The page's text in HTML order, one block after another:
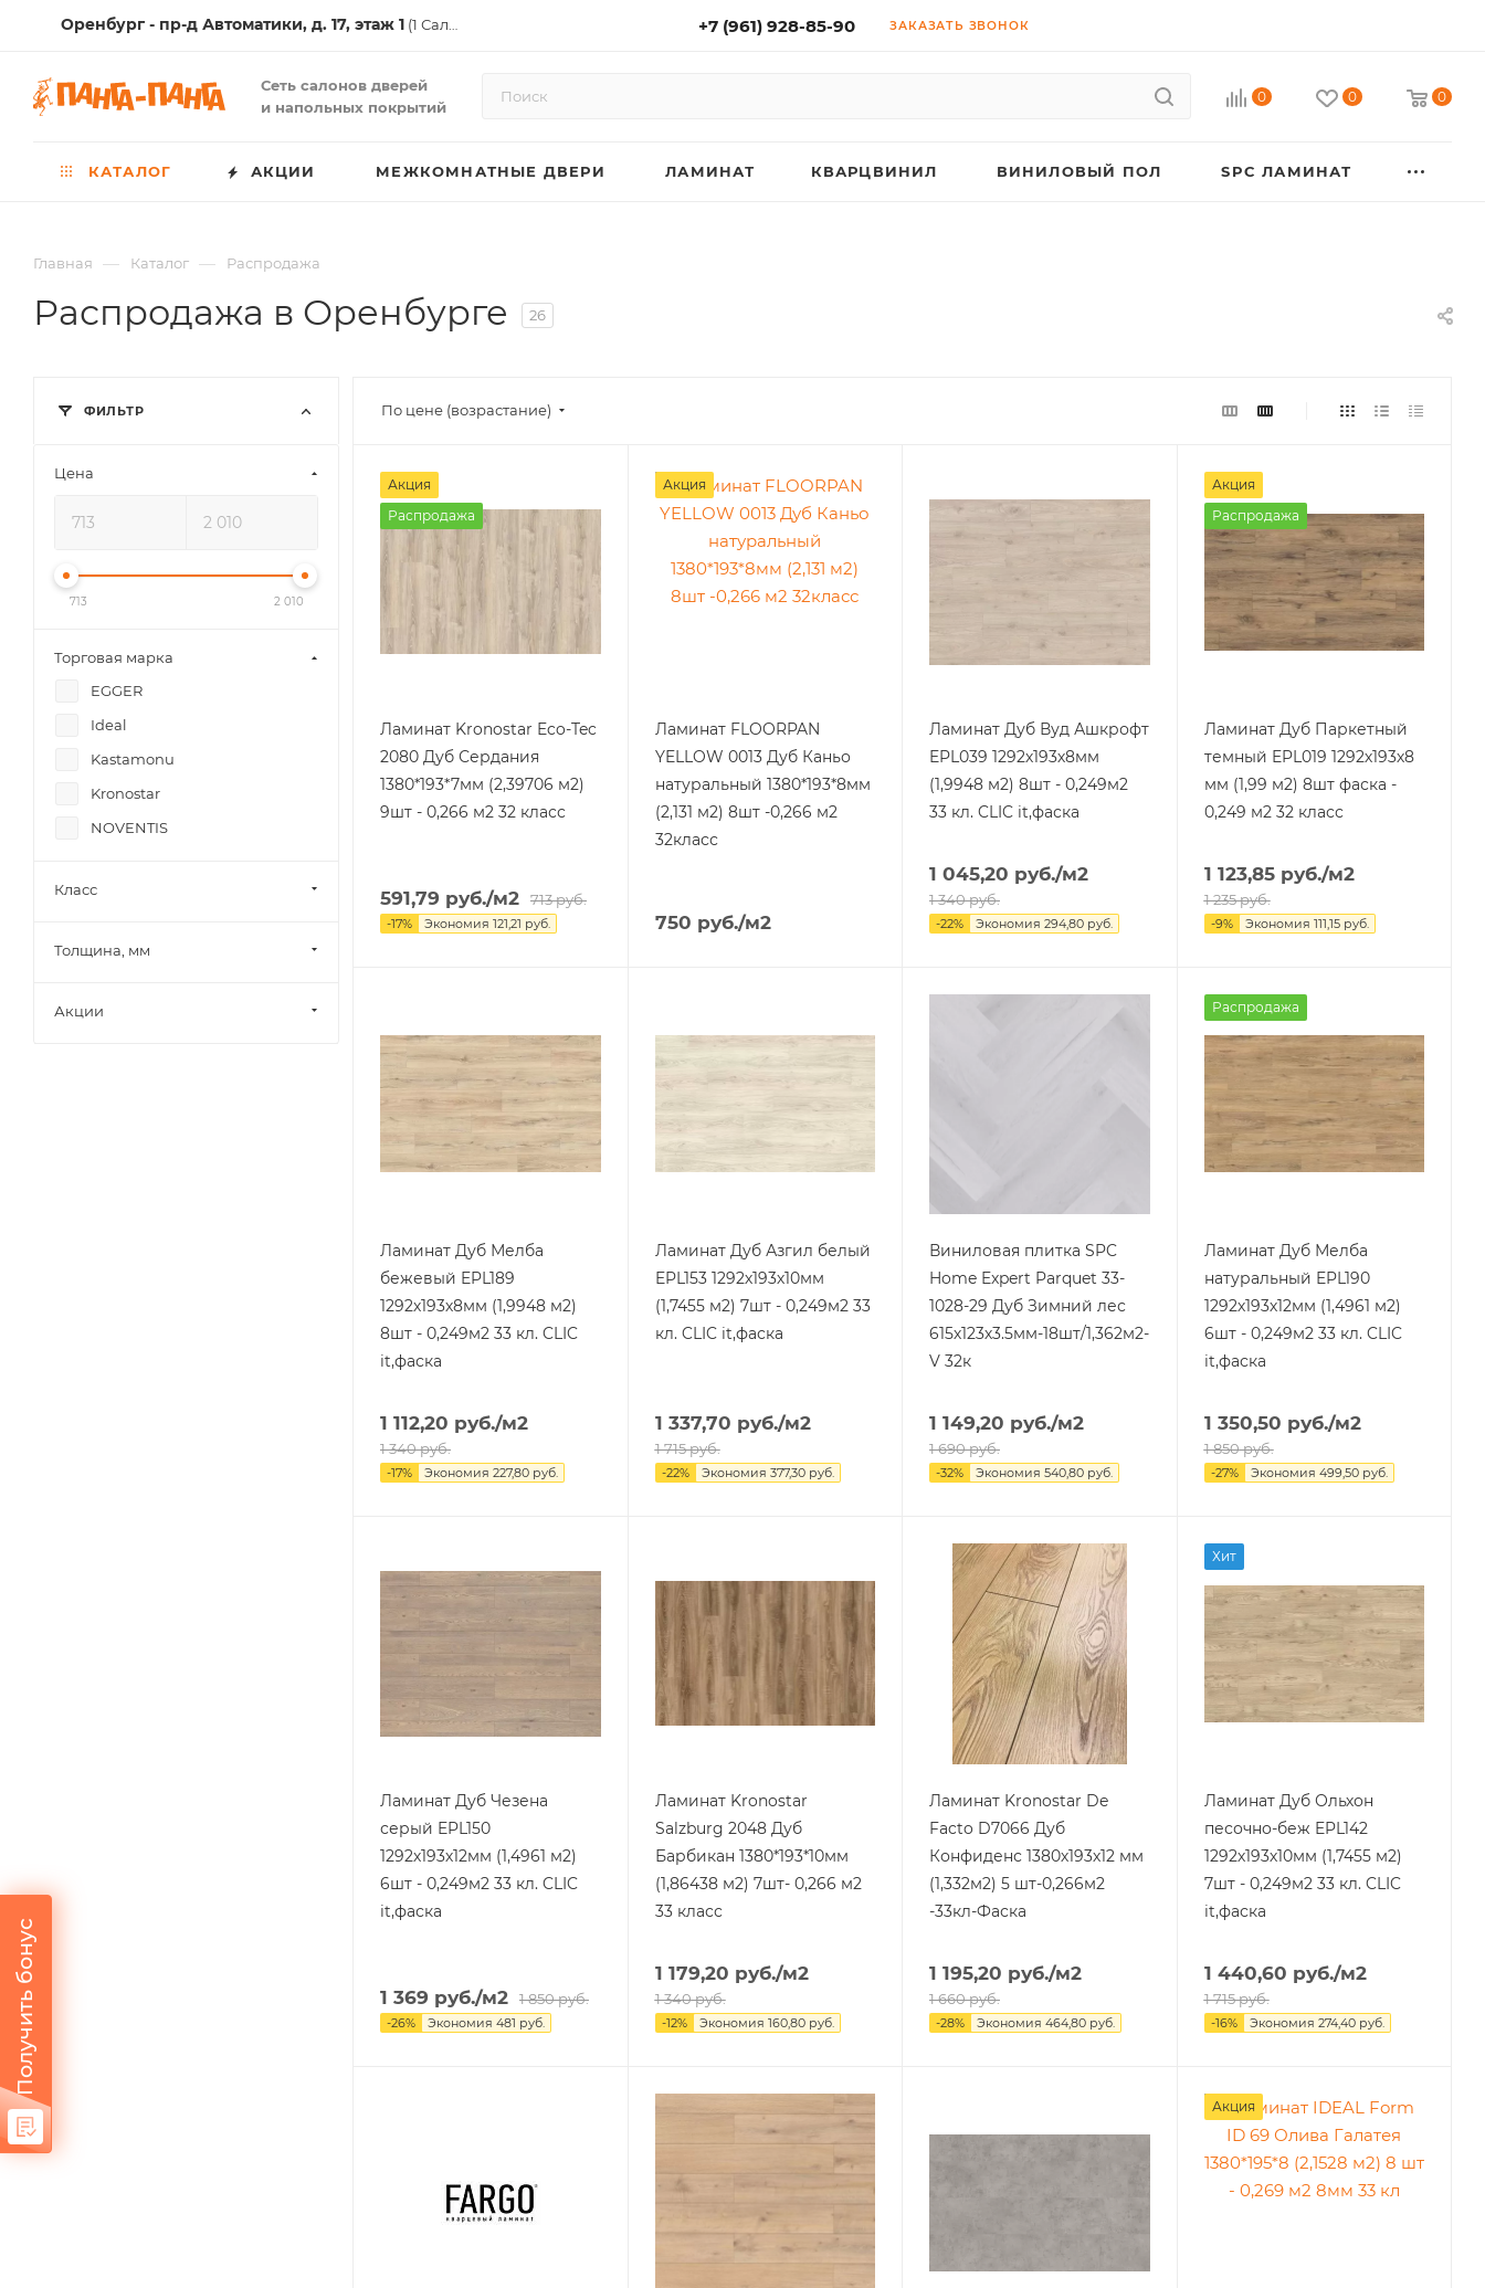
Оренбург - пр-д Автоматики, д. 17, этаж 1 (1 Салон ) +7 (961) 928-85-90 ЗАКАЗАТЬ ЗВОНОК
Сеть салонов дверей
и напольных покрытий
0 0 0
КАТАЛОГ АКЦИИ МЕЖКОМНАТНЫЕ ДВЕРИ ЛАМИНАТ КВАРЦВИНИЛ ВИНИЛОВЫЙ ПОЛ SPC ЛАМИНАТ
Главная — Каталог — Распродажа
Распродажа в Оренбурге 26
По цене (возрастание)
Акция
Распродажа
Ламинат Kronostar Eco-Tec
2080 Дуб Сердания
1380*193*7мм (2,39706 м2)
9шт - 0,266 м2 32 класс
591,79 руб./м2 713руб.
-17% Экономия 121,21 руб.
Акция
Ламинат FLOORPAN
YELLOW 0013 Дуб Каньо
натуральный 1380*193*8мм
(2,131 м2) 8шт -0,266 м2
32класс
750 руб./м2
Ламинат Дуб Вуд Ашкрофт
EPL039 1292х193х8мм
(1,9948 м2) 8шт - 0,249м2
33 кл. CLIC it,фаска
1 045,20 руб./м2
1 340руб.
-22% Экономия 294,80 руб.
Акция
Распродажа
Ламинат Дуб Паркетный
темный EPL019 1292х193х8
мм (1,99 м2) 8шт фаска -
0,249 м2 32 класс
1 123,85руб./м2
1 235руб.
-9% Экономия 111,15руб.
Ламинат Дуб Мелба
бежевый EPL189
1292х193х8мм (1,9948 м2)
8шт - 0,249м2 33 кл. CLIC
it,фаска
1 112,20 руб./м2
1 340руб.
-17% Экономия 227,80 руб.
Ламинат Дуб Азгил белый
EPL153 1292х193х10мм
(1,7455 м2) 7шт - 0,249м2 33
кл. CLIC it,фаска
1 337,70 руб./м2
1 715руб.
-22% Экономия 377,30руб.
Виниловая плитка SPC
Home Expert Parquet 33-
1028-29 Дуб Зимний лес
615х123х3.5мм-18шт/1,362м2-
V 32к
1 149,20 руб./м2
1 690руб.
-32% Экономия 540,80 руб.
Распродажа
Ламинат Дуб Мелба
натуральный EPL190
1292х193х12мм (1,4961 м2)
6шт - 0,249м2 33 кл. CLIC
it,фаска
1 350,50 руб./м2
1 850руб.
-27% Экономия 499,50руб.
Ламинат Дуб Чезена
серый EPL150
1292х193х12мм (1,4961 м2)
6шт - 0,249м2 33 кл. CLIC
it,фаска
1 369 руб./м2 1 850руб.
-26% Экономия 481 руб.
Ламинат Kronostar
Salzburg 2048 Дуб
Барбикан 1380*193*10мм
(1,86438 м2) 7шт- 0,266 м2
33 класс
1 179,20 руб./м2
1 340руб.
-12% Экономия 160,80руб.
Ламинат Kronostar De
Facto D7066 Дуб
Конфиденс 1380х193х12 мм
(1,332м2) 5 шт-0,266м2
-33кл-Фаска
1 195,20 руб./м2
1 660руб.
-28% Экономия 464,80 руб.
Хит
Ламинат Дуб Ольхон
песочно-беж EPL142
1292х193х10мм (1,7455 м2)
7шт - 0,249м2 33 кл. CLIC
it,фаска
1 440,60 руб./м2
1 715руб.
-16% Экономия 274,40руб.
Акция
ФИЛЬТР
Цена
713 2 010
Торговая марка
EGGER
Ideal
Kastamonu
Kronostar
NOVENTIS
Класс
Толщина, мм
Акции
Получить бонус